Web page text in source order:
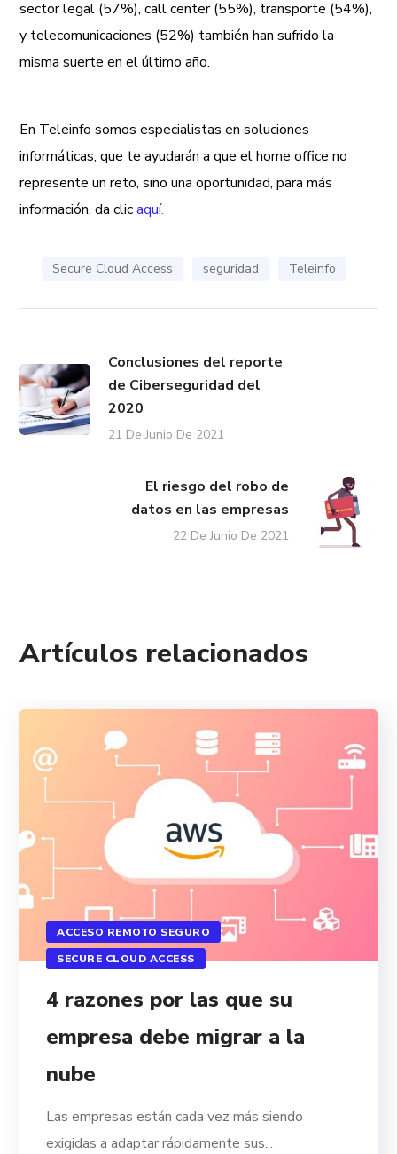
sector legal (57%), call center (55%), transporte (54%),
y telecomunicaciones (52%) también han sufrido la
misma suerte en el último año.
En Teleinfo somos especialistas en soluciones
informáticas, que te ayudarán a que el home office no
represente un reto, sino una oportunidad, para más
información, da clicaquí.
Secure Cloud Access seguridad Teleinfo
Conclusiones del reporte
de Ciberseguridad del
2020
21 De Junio De 2021
El riesgo del robo de
datos en las empresas
22 De Junio De 2021
Artículos relacionados
ACCESO REMOTO SEGURO
SECURE CLOUD ACCESS
4 razones por las que su
empresa debe migrar a la
nube
Las empresas están cada vez más siendo
exigidas a adaptar rápidamente sus...